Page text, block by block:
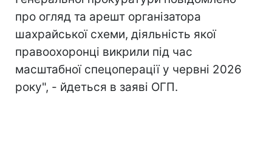
про огляд та арешт організатора
шахрайської схеми, діяльність якої
правоохоронці викрили під час
масштабної спецоперації у червні 2026
року", - йдеться в заяві ОГП.